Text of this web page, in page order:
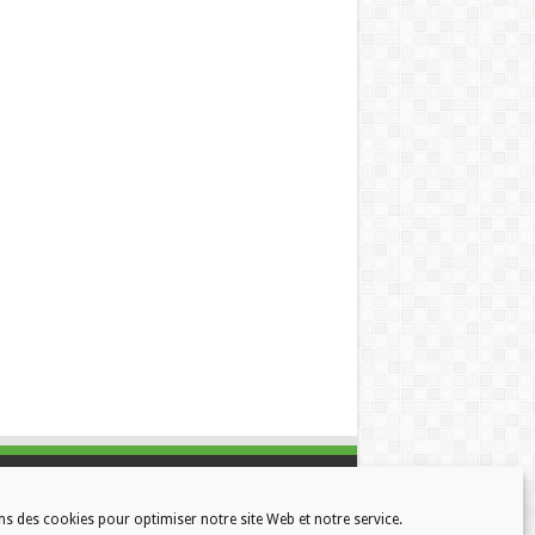
des cookies pour optimiser notre site Web et notre service.